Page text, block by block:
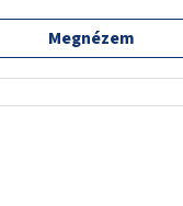
Megnézem